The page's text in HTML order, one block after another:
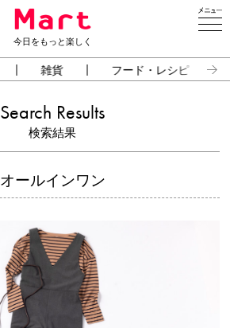
今日をもっと楽しく
雑貨 フード・レシピ
Search Results
検索結果
オールインワン